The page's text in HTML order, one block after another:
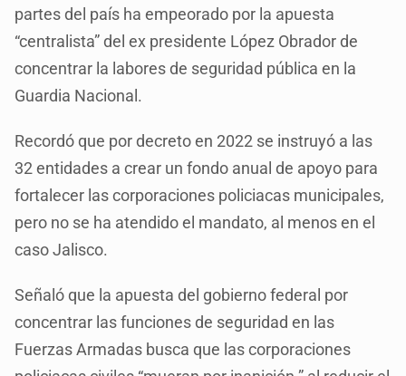
partes del país ha empeorado por la apuesta
“centralista” del ex presidente López Obrador de
concentrar la labores de seguridad pública en la
Guardia Nacional.
Recordó que por decreto en 2022 se instruyó a las
32 entidades a crear un fondo anual de apoyo para
fortalecer las corporaciones policiacas municipales,
pero no se ha atendido el mandato, al menos en el
caso Jalisco.
Señaló que la apuesta del gobierno federal por
concentrar las funciones de seguridad en las
Fuerzas Armadas busca que las corporaciones